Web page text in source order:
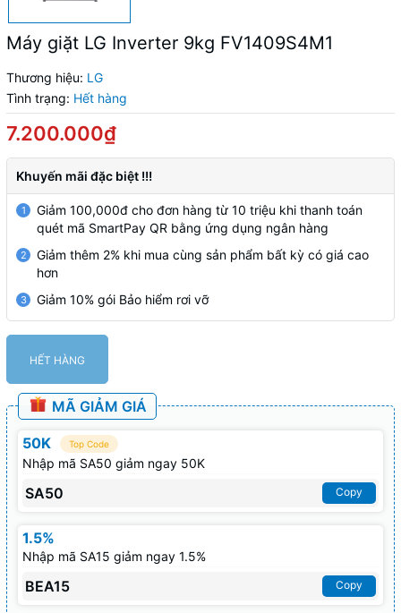
Máy giặt LG Inverter 9kg FV1409S4M1
Thương hiệu: LG
Tình trạng: Hết hàng
7.200.000₫
Khuyến mãi đặc biệt !!!
1
Giảm 100,000đ cho đơn hàng từ 10 triệu khi thanh toán
quét mã SmartPay QR bằng ứng dụng ngân hàng
2
Giảm thêm 2% khi mua cùng sản phẩm bất kỳ có giá cao
hơn
3 Giảm 10% gói Bảo hiểm rơi vỡ
HẾT HÀNG
MÃ GIẢM GIÁ
50K Top Code
Nhập mã SA50 giảm ngay 50K
SA50 Copy
1.5%
Nhập mã SA15 giảm ngay 1.5%
BEA15 Copy